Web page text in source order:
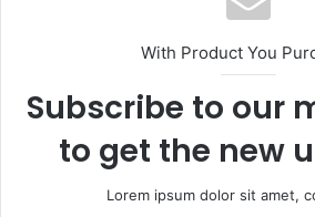
i
e
With Product You
Subscribe to our
to get the new
Lorem ipsum dolor sit amet,